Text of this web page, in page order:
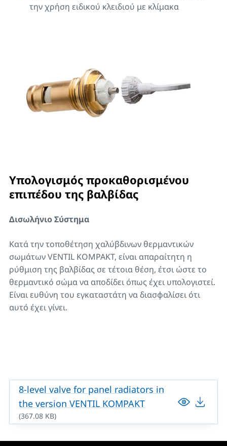
την χρήση ειδικού κλειδιού με κλίμακα
Υπολογισμός προκαθορισμένου
επιπέδου της βαλβίδας
Δισωλήνιο Σύστημα
Κατά την τοποθέτηση χαλύβδινων θερμαντικών
σωμάτων VENTIL KOMPAKT, είναι απαραίτητη η
ρύθμιση της βαλβίδας σε τέτοια θέση, έτσι ώστε το
θερμαντικό σώμα να αποδίδει όπως έχει υπολογιστεί.
Είναι ευθύνη του εγκαταστάτη να διασφαλίσει ότι
αυτό έχει γίνει.
8-level valve for panel radiators in
the version VENTIL KOMPAKT
(367.08 KB)